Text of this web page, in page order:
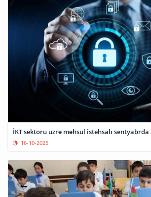
İKT sektoru üzrə məhsul istehsalı sentyabrda
16-10-2025